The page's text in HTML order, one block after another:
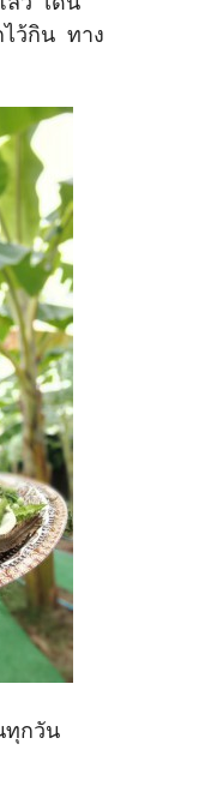
ว้กิน ทาง
ทุกวัน